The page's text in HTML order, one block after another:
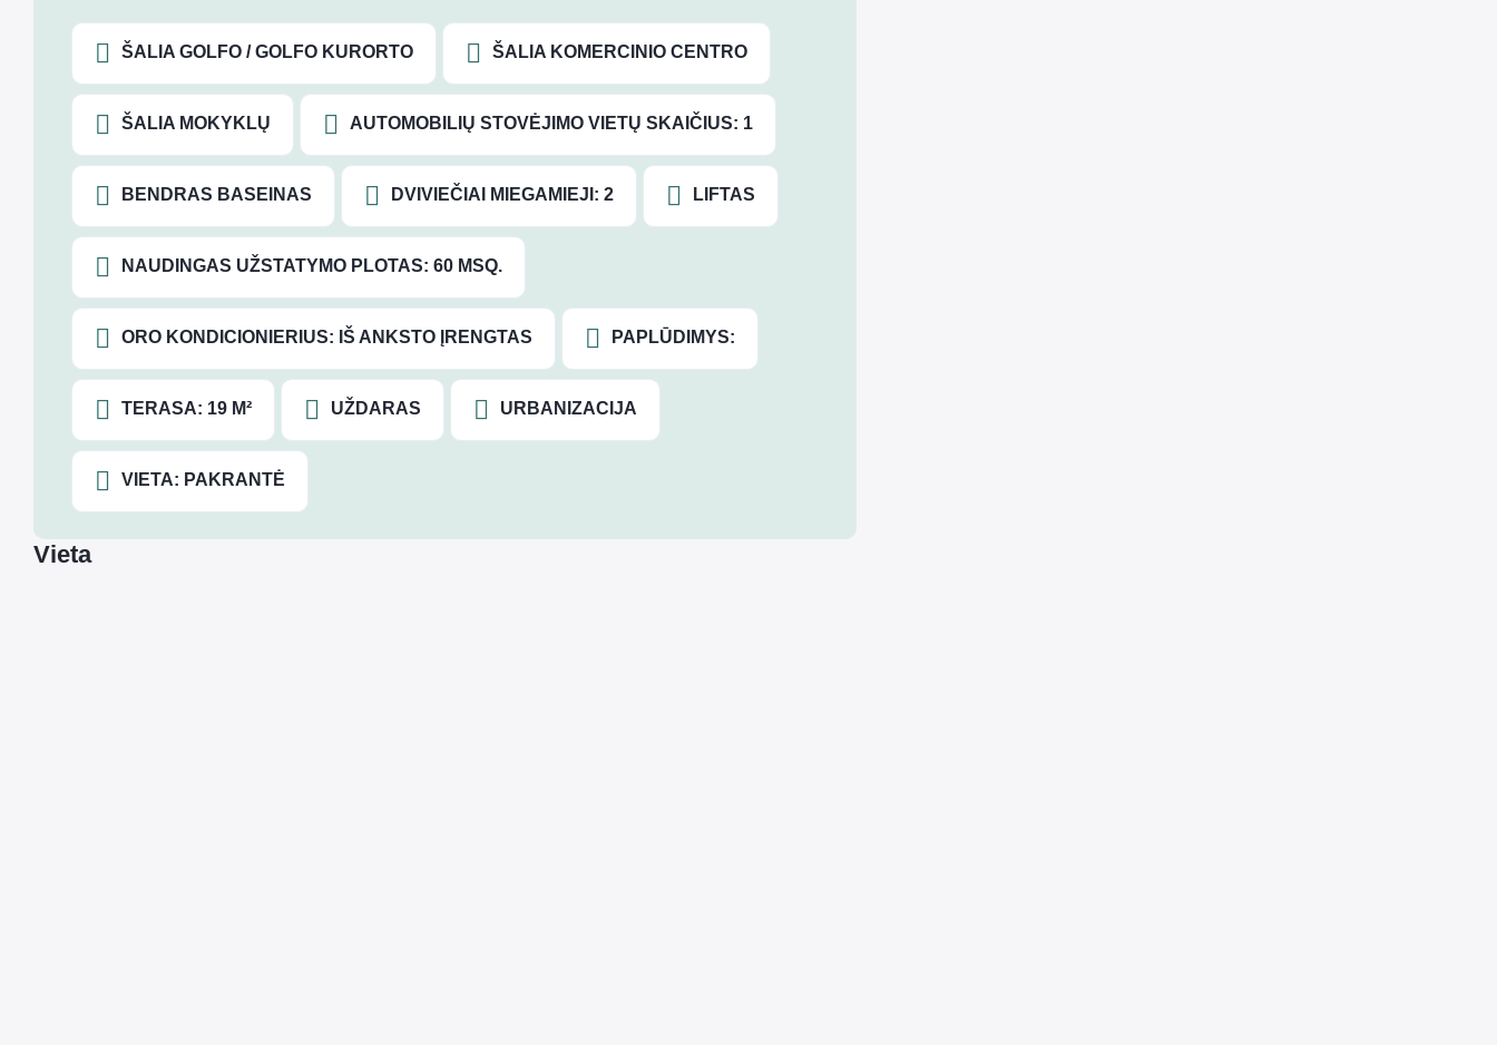
ŠALIA GOLFO / GOLFO KURORTO ŠALIA KOMERCINIO CENTRO
ŠALIA MOKYKLŲ AUTOMOBILIŲ STOVĖJIMO VIETŲ SKAIČIUS: 1
BENDRAS BASEINAS DVIVIEČIAI MIEGAMIEJI: 2 LIFTAS
NAUDINGAS UŽSTATYMO PLOTAS: 60 MSQ.
ORO KONDICIONIERIUS: IŠ ANKSTO ĮRENGTAS PAPLŪDIMYS:
TERASA: 19 M² UŽDARAS URBANIZACIJA
VIETA: PAKRANTĖ
Vieta